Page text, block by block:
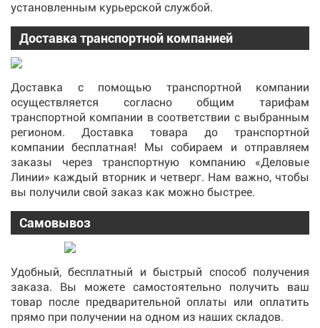
установленным курьерской службой.
Доставка транспортной компанией
Доставка с помощью транспортной компании
осуществляется согласно общим тарифам
транспортной компании в соответствии с выбранным
регионом. Доставка товара до транспортной
компании бесплатная! Мы собираем и отправляем
заказы через транспортную компанию «Деловые
Линии» каждый вторник и четверг. Нам важно, чтобы
вы получили свой заказ как можно быстрее.
Самовывоз
Удобный, бесплатный и быстрый способ получения
заказа. Вы можете самостоятельно получить ваш
товар после предварительной оплаты или оплатить
прямо при получении на одном из наших складов.